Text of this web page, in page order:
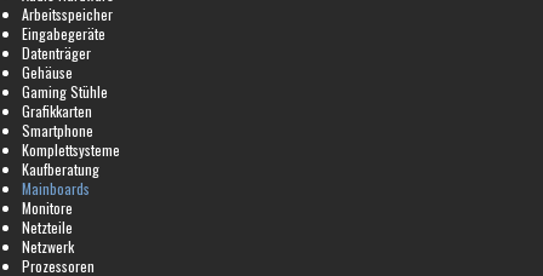
Arbeitsspeicher
Eingabegeräte
Datenträger
Gehäuse
Gaming Stühle
Grafikkarten
Smartphone
Komplettsysteme
Kaufberatung
Mainboards
Monitore
Netzteile
Netzwerk
Prozessoren